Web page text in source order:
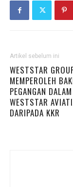
Artikel sebelum ini
WESTSTAR
MEMPEROLEH
PEGANGAN DALAM
WESTSTAR
DARIPADA KKR